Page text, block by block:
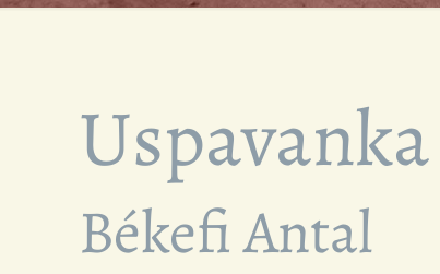
Békefi Antal